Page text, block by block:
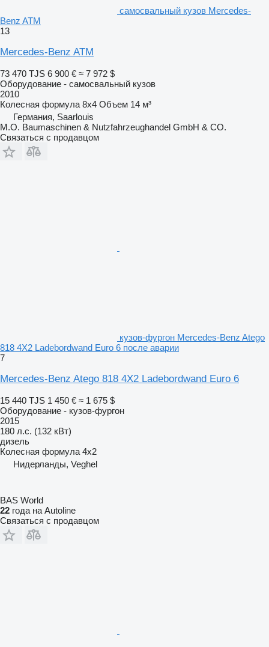
самосвальный кузов Mercedes-
Benz ATM
13
Mercedes-Benz ATM
73 470 TJS 6 900 € ≈ 7 972 $
Оборудование - самосвальный кузов
2010
Колесная формула 8x4 Объем 14 м³
Германия, Saarlouis
M.O. Baumaschinen & Nutzfahrzeughandel GmbH & CO.
Связаться с продавцом
кузов-фургон Mercedes-Benz Atego
818 4X2 Ladebordwand Euro 6 после аварии
7
Mercedes-Benz Atego 818 4X2 Ladebordwand Euro 6
15 440 TJS 1 450 € ≈ 1 675 $
Оборудование - кузов-фургон
2015
180 л.с. (132 кВт)
дизель
Колесная формула 4x2
Нидерланды, Veghel
BAS World
22 года на Autoline
Связаться с продавцом